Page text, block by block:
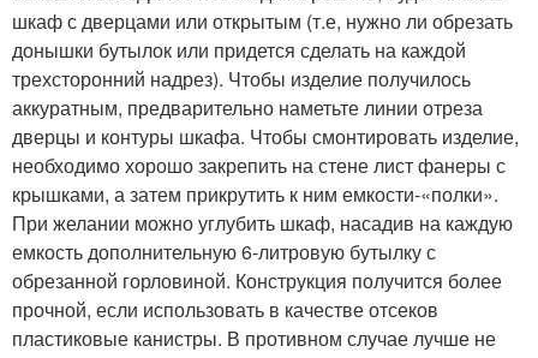
шкаф с дверцами или открытым (т.е, нужно ли обрезать
донышки бутылок или придется сделать на каждой
трехсторонний надрез). Чтобы изделие получилось
аккуратным, предварительно наметьте линии отреза
дверцы и контуры шкафа. Чтобы смонтировать изделие,
необходимо хорошо закрепить на стене лист фанеры с
крышками, а затем прикрутить к ним емкости-«полки».
При желании можно углубить шкаф, насадив на каждую
емкость дополнительную 6-литровую бутылку с
обрезанной горловиной. Конструкция получится более
прочной, если использовать в качестве отсеков
пластиковые канистры. В противном случае лучше не